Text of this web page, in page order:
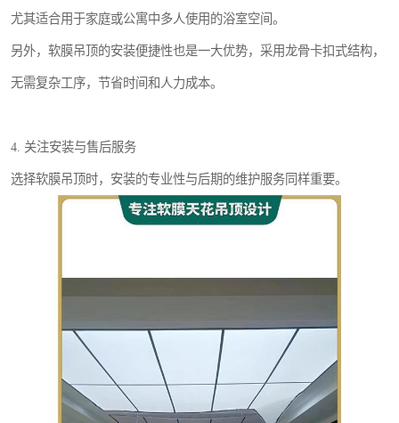
尤其适合用于家庭或公寓中多人使用的浴室空间。
另外，软膜吊顶的安装便捷性也是一大优势，采用龙骨卡扣式结构，
无需复杂工序，节省时间和人力成本。
4. 关注安装与售后服务
选择软膜吊顶时，安装的专业性与后期的维护服务同样重要。